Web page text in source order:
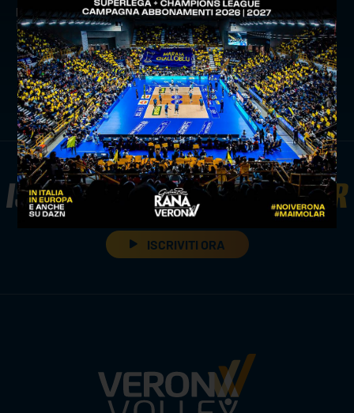
precedente:inizia la settimana che porta al derby veneto:
il programma di lavoro di rana verona
successivo:enord diventa jersey sponsor di verona volley
news prima squadra
ISCRIVITI ALLANEWSLETTER
ISCRIVITI ORA